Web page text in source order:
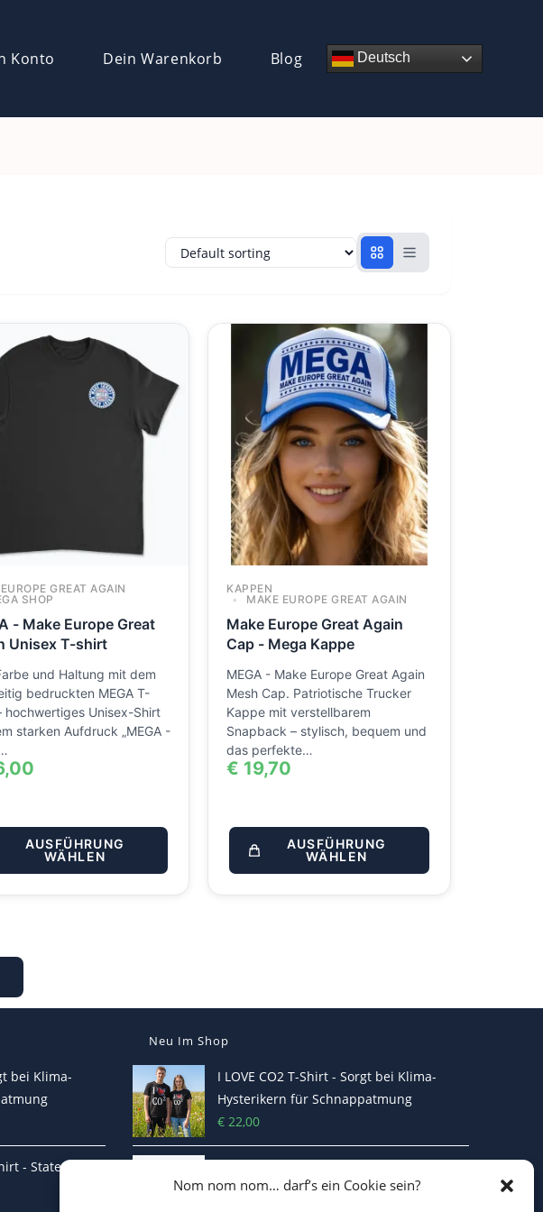
Nom nom nom… darf’s ein Cookie sein?
Deutsch
Konto Dein Warenkorb Blog
GREAT AGAIN
SHOP
- Make Europe Great
Unisex T-shirt
und Haltung mit dem
bedruckten MEGA T-
hochwertiges Unisex-Shirt
starken Aufdruck „MEGA -
AUSFÜHRUNG
WÄHLEN
KAPPEN
MAKE EUROPE GREAT AGAIN
Make Europe Great Again
Cap - Mega Kappe
MEGA - Make Europe Great Again
Mesh Cap. Patriotische Trucker
Kappe mit verstellbarem
Snapback – stylisch, bequem und
das perfekte…
€ 19,70
AUSFÜHRUNG
WÄHLEN
bei Klima-
- Statement
Neu Im Shop
I LOVE CO2 T-Shirt - Sorgt bei Klima-
Hysterikern für Schnappatmung
€22,00
€19,70